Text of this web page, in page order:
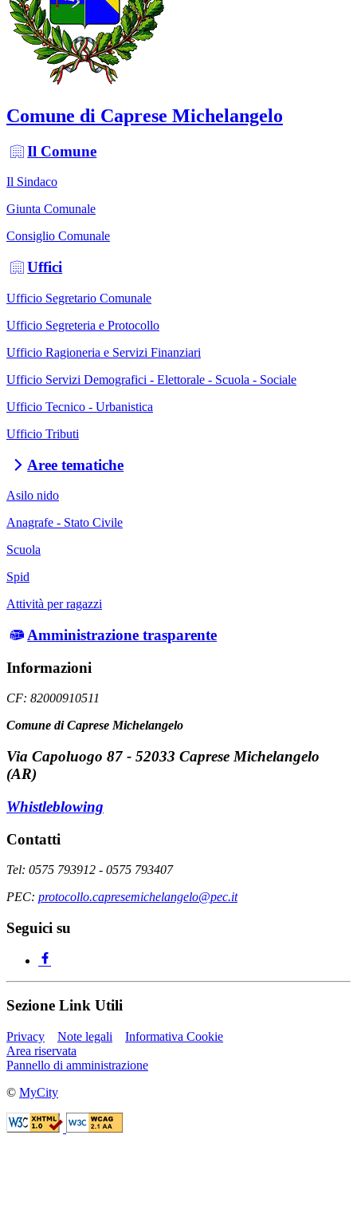
Comune di Caprese Michelangelo
Il Comune
Il Sindaco
Giunta Comunale
Consiglio Comunale
Uffici
Ufficio Segretario Comunale
Ufficio Segreteria e Protocollo
Ufficio Ragioneria e Servizi Finanziari
Ufficio Servizi Demografici - Elettorale - Scuola - Sociale
Ufficio Tecnico - Urbanistica
Ufficio Tributi
Aree tematiche
Asilo nido
Anagrafe - Stato Civile
Scuola
Spid
Attività per ragazzi
Amministrazione trasparente
Informazioni
CF: 82000910511
Comune di Caprese Michelangelo
Via Capoluogo 87 - 52033 Caprese Michelangelo
(AR)
Whistleblowing
Contatti
Tel: 0575 793912 - 0575 793407
PEC: protocollo.capresemichelangelo@pec.it
Seguici su
Sezione Link Utili
Privacy Note legali
Informativa Cookie
Area riservata
Pannello di amministrazione
© MyCity